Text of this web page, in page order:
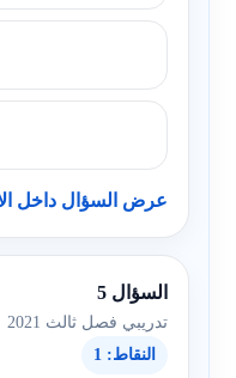
عرض السؤال داخل
السؤال 5
تدريبي فصل ثالث 2021
النقاط: 1